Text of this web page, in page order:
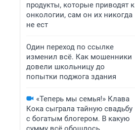
продукты, которые приводят к
онкологии, сам он их никогда
не ест
Один переход по ссылке
изменил всё. Как мошенники
довели школьницу до
попытки поджога здания
«Теперь мы семья!» Клава
Кока сыграла тайную свадьбу
с богатым блогером. В какую